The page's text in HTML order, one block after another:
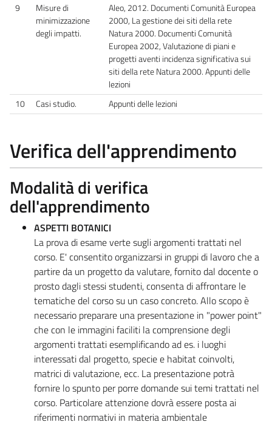
9
Misure di
minimizzazione
degli impatti.
Aleo, 2012. Documenti Comunità Europea
2000, La gestione dei siti della rete
Natura 2000. Documenti Comunità
Europea 2002, Valutazione di piani e
progetti aventi incidenza significativa sui
siti della rete Natura 2000. Appunti delle
lezioni
10
Casi studio. Appunti delle lezioni
Verifica dell'apprendimento
Modalità di verifica
dell'apprendimento
ASPETTI BOTANICI
La prova di esame verte sugli argomenti trattati nel
corso. E' consentito organizzarsi in gruppi di lavoro che a
partire da un progetto da valutare, fornito dal docente o
prosto dagli stessi studenti, consenta di affrontare le
tematiche del corso su un caso concreto. Allo scopo è
necessario preparare una presentazione in "power point"
che con le immagini faciliti la comprensione degli
argomenti trattati esemplificando ad es. i luoghi
interessati dal progetto, specie e habitat coinvolti,
matrici di valutazione, ecc. La presentazione potrà
fornire lo spunto per porre domande sui temi trattati nel
corso. Particolare attenzione dovrà essere posta ai
riferimenti normativi in materia ambientale